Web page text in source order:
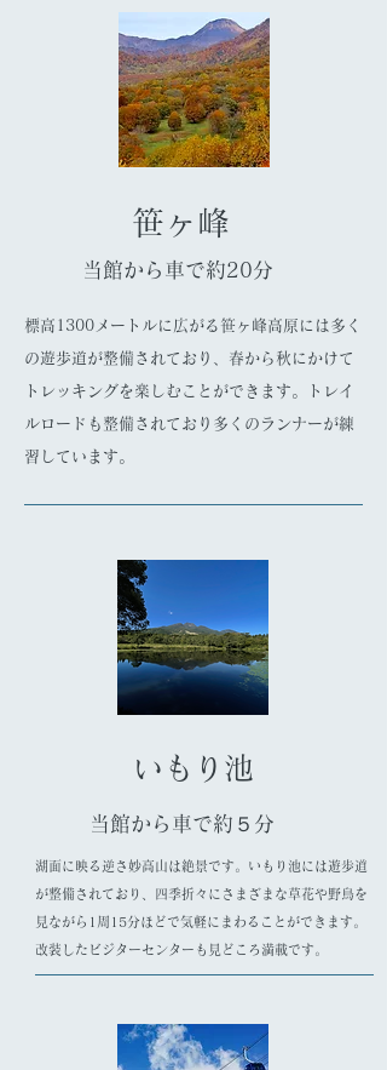
笹ヶ峰
当館から車で約20分
標高1300メートルに広がる笹ヶ峰高原には多く
の遊歩道が整備されており、春から秋にかけて
トレッキングを楽しむことができます。トレイ
ルロードも整備されており多くのランナーが練
習しています。
当館から車で約５分
湖面に映る逆さ妙高山は絶景です。いもり池には遊歩道
が整備されており、四季折々にさまざまな草花や野鳥を
見ながら1周15分ほどで気軽にまわることができます。
改装したビジターセンターも見どころ満載です。
​いもり池